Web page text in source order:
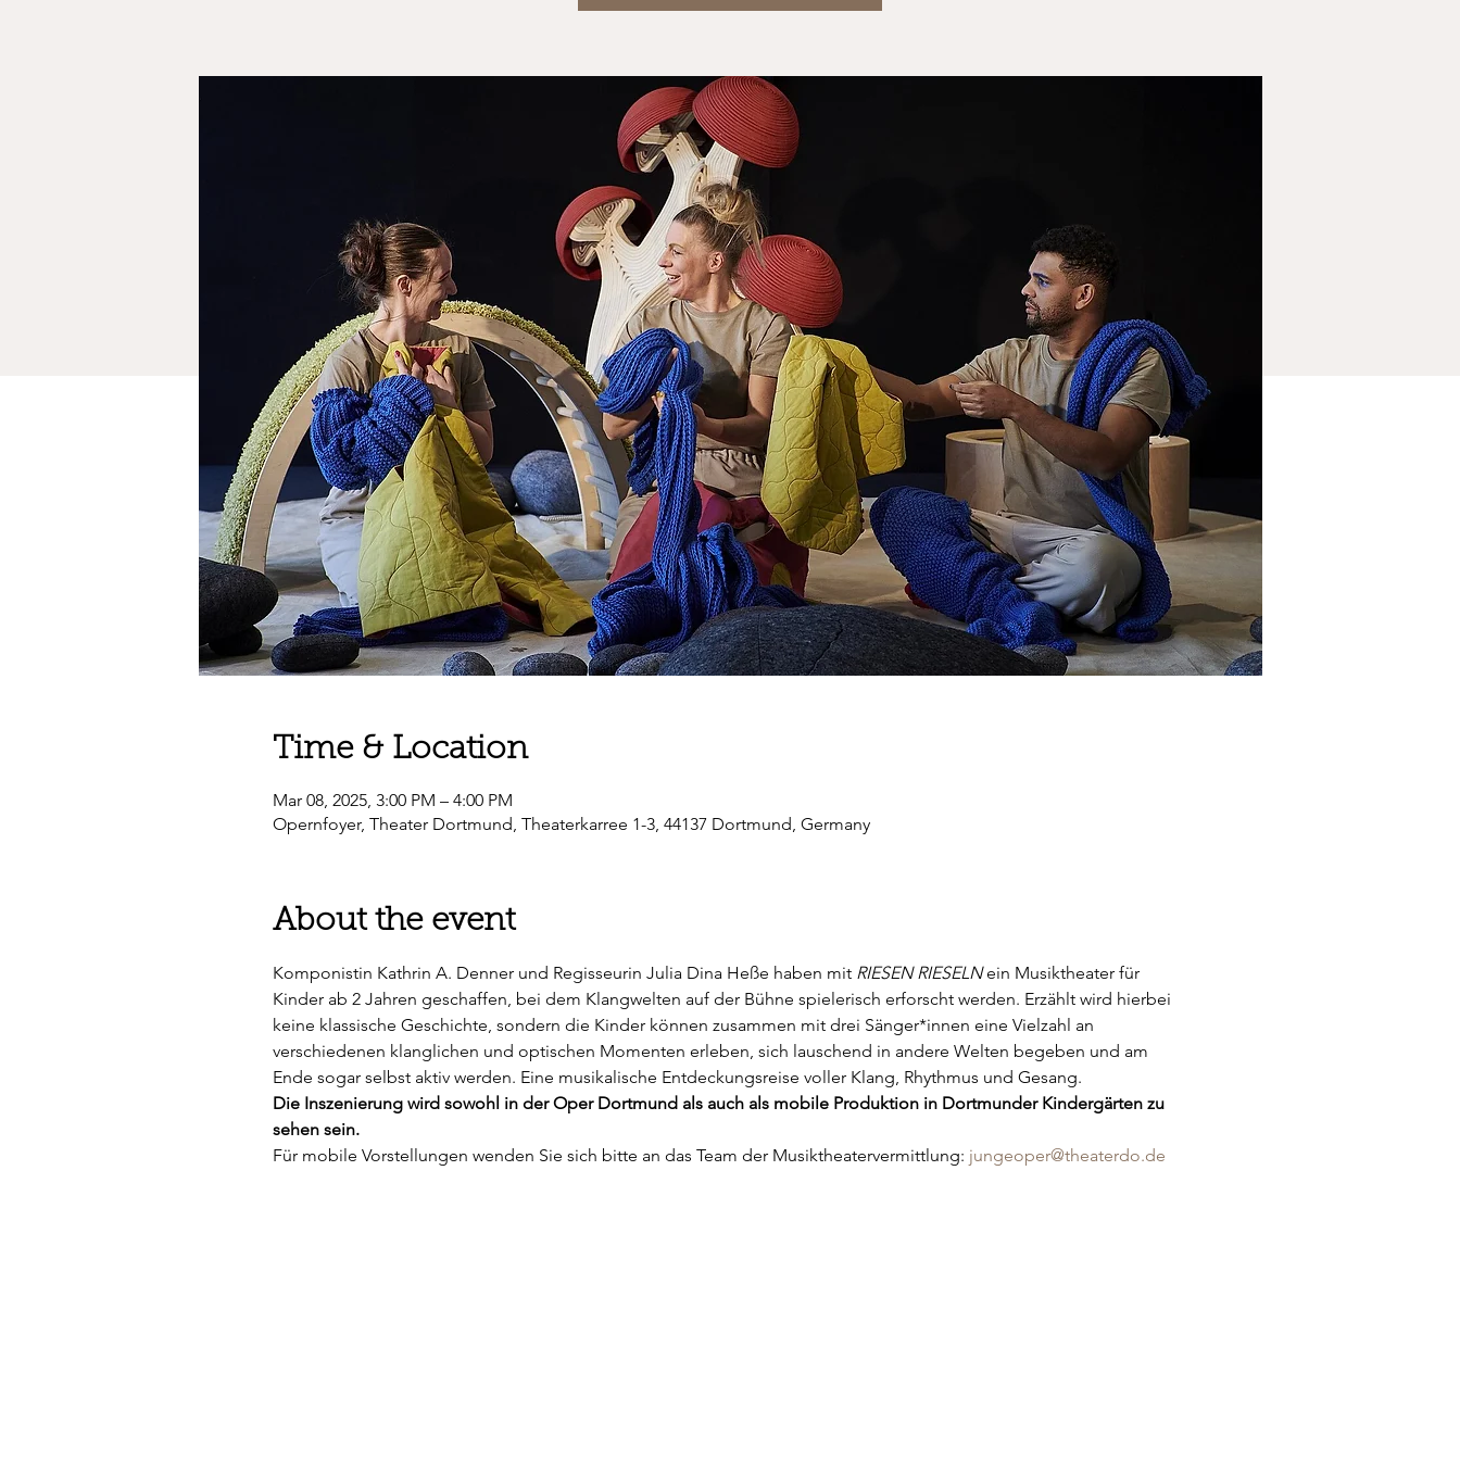
Time & Location
Mar 08, 2025, 3:00 PM – 4:00 PM
Opernfoyer, Theater Dortmund, Theaterkarree 1-3, 44137 Dortmund, Germany
About the event
Komponistin Kathrin A. Denner und Regisseurin Julia Dina Heße haben mit RIESEN RIESELN ein Musiktheater für
Kinder ab 2 Jahren geschaffen, bei dem Klangwelten auf der Bühne spielerisch erforscht werden. Erzählt wird hierbei
keine klassische Geschichte, sondern die Kinder können zusammen mit drei Sänger*innen eine Vielzahl an
verschiedenen klanglichen und optischen Momenten erleben, sich lauschend in andere Welten begeben und am
Ende sogar selbst aktiv werden. Eine musikalische Entdeckungsreise voller Klang, Rhythmus und Gesang.
Die Inszenierung wird sowohl in der Oper Dortmund als auch als mobile Produktion in Dortmunder Kindergärten zu
sehen sein.
Für mobile Vorstellungen wenden Sie sich bitte an das Team der Musiktheatervermittlung: jungeoper@theaterdo.de